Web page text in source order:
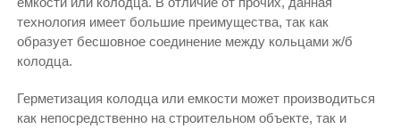
технология имеет большие преимущества, так как
образует бесшовное соединение между кольцами ж/б
колодца.
Герметизация колодца или емкости может производиться
как непосредственно на строительном объекте, так и